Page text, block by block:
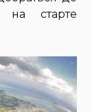
старте